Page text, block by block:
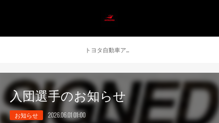
トヨタ自動車アンテロープス公式 ニュース
入団選手のお知らせ
お知らせ 2026.06.01 01:00